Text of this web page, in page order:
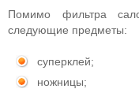
Помимо фильтра
следующие предметы:
суперклей;
ножницы;